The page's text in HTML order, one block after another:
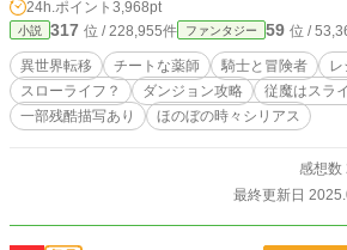
いている途中で、魔神族が治める
族の騎士と出会い、それが縁で、
を作ったり、ダンジョンに潜った
たり、冒険者と仲良くなったりし
を話せないヒロインと、ヒロイン
話がたまーに入る、転移（転生）
24h.ポイント 3,968pt
小説 317 位 / 228,955件 ファンタジー 59 位 /
異世界転移 チートな薬師 騎士と冒険者
スローライフ？
ダンジョン攻略
従魔はスラ
一部残酷描写あり
ほのぼの時々シリアス
感想数
最終更新日